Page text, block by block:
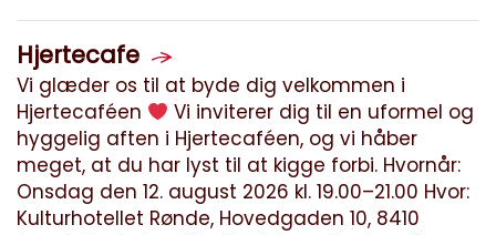
Hjertecafe
Vi glæder os til at byde dig velkommen i
Hjertecaféen
Vi inviterer dig til en uformel og
hyggelig aften i Hjertecaféen, og vi håber
meget, at du har lyst til at kigge forbi. Hvornår:
Onsdag den 12. august 2026 kl. 19.00–21.00 Hvor:
Kulturhotellet Rønde, Hovedgaden 10, 8410